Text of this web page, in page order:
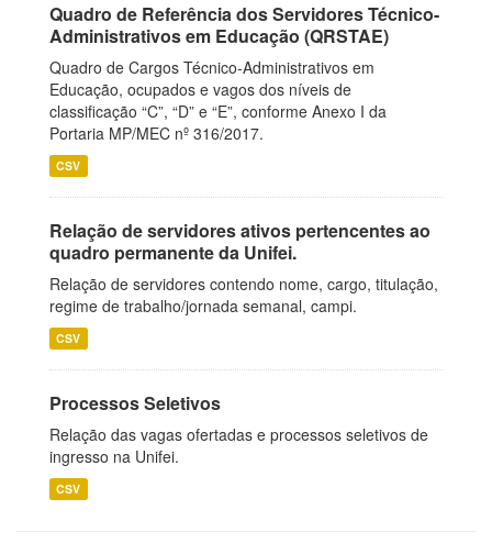
Quadro de Referência dos Servidores Técnico-
Administrativos em Educação (QRSTAE)
Quadro de Cargos Técnico-Administrativos em
Educação, ocupados e vagos dos níveis de
classificação “C”, “D” e “E”, conforme Anexo I da
Portaria MP/MEC nº 316/2017.
CSV
Relação de servidores ativos pertencentes ao
quadro permanente da Unifei.
Relação de servidores contendo nome, cargo, titulação,
regime de trabalho/jornada semanal, campi.
CSV
Processos Seletivos
Relação das vagas ofertadas e processos seletivos de
ingresso na Unifei.
CSV